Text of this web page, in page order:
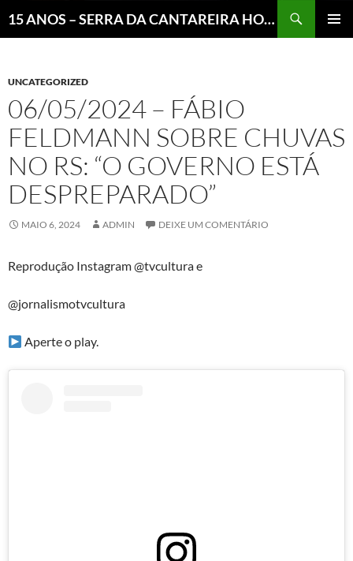
15 ANOS – SERRA DA CANTAREIRA HOJE E COTIDIANO DO BRASIL E DO MUNDO
UNCATEGORIZED
06/05/2024 – FÁBIO
FELDMANN SOBRE CHUVAS
NO RS: “O GOVERNO ESTÁ
DESPREPARADO”
MAIO 6, 2024 ADMIN DEIXE UM COMENTÁRIO
Reprodução Instagram @tvcultura e
@jornalismotvcultura
Aperte o play.